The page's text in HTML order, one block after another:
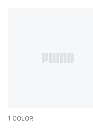
1 COLOR